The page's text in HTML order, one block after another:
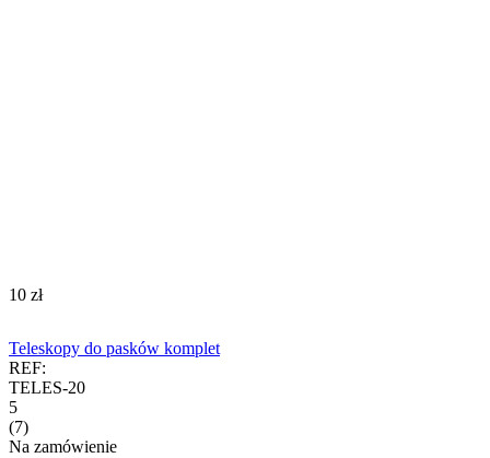
‍10‍ zł
Teleskopy do pasków komplet
REF:
TELES-20
5
(7)
Na zamówienie